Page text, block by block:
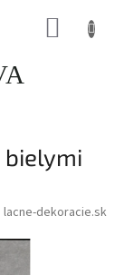
bielymi
lacne-dekoracie.sk